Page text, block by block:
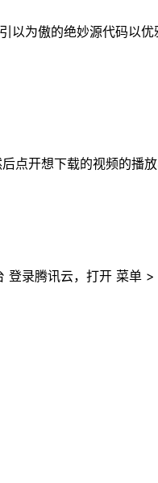
为傲的绝妙源代码以
开想下载的视频的播
登录腾讯云，打开 菜单